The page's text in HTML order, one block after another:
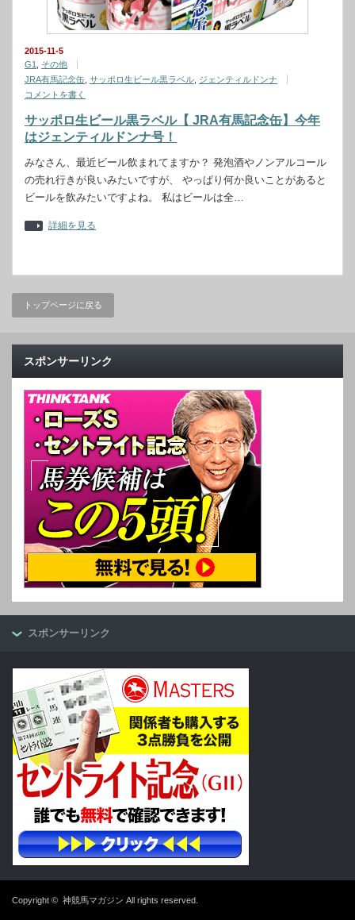
2015-11-5
G1
その他
JRA有馬記念缶 サッポロ生ビール黒ラベル ジェンティルドンナ
コメントを書く
サッポロ生ビール黒ラベル【 JRA有馬記念缶】今年
はジェンティルドンナ号！
みなさん、最近ビール飲まれてますか？ 発泡酒やノンアルコール
の売れ行きが良いみたいですが、 やっぱり何か良いことがあると
ビールを飲みたいですよね。 私はビールは全…
詳細を見る
トップページに戻る
スポンサーリンク
スポンサーリンク
Copyright © 神競馬マガジン All rights reserved.